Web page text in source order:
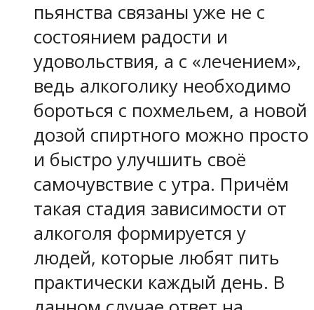
пьянства связаны уже не с
состоянием радости и
удовольствия, а с «лечением»,
ведь алкоголику необходимо
бороться с похмельем, а новой
дозой спиртного можно просто
и быстро улучшить своё
самочувствие с утра. Причём
такая стадия зависимости от
алкоголя формируется у
людей, которые любят пить
практически каждый день. В